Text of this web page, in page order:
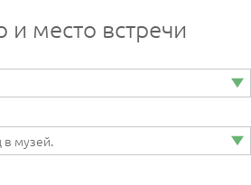
и место встречи